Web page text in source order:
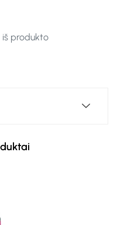
iš produkto